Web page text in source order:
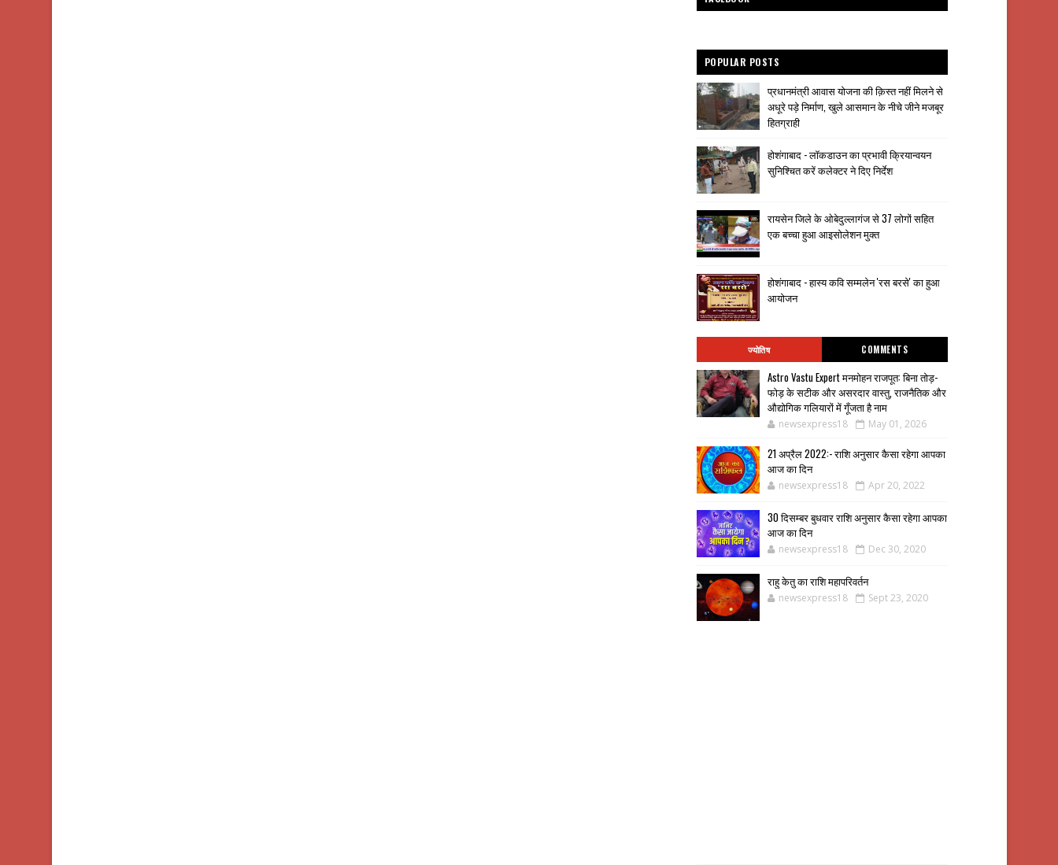
POPULAR POSTS
प्रधानमंत्री आवास योजना की क़िस्त नहीं मिलने से
अधूरे पड़े निर्माण, खुले आसमान के नीचे जीने मजबूर
हितग्राही
होशंगाबाद - लॉकडाउन का प्रभावी क्रियान्वयन
सुनिश्चित करें कलेक्टर ने दिए निर्देश
रायसेन जिले के ओबेदुल्लागंज से 37 लोगों सहित
एक बच्चा हुआ आइसोलेशन मुक्त
होशंगाबाद - हास्य कवि सम्मलेन 'रस बरसे' का हुआ
आयोजन
ज्योतिष COMMENTS
Astro Vastu Expert मनमोहन राजपूत: बिना तोड़-
फोड़ के सटीक और असरदार वास्तु, राजनैतिक और
औद्योगिक गलियारों में गूँजता है नाम
newsexpress18 May 01, 2026
21 अप्रैल 2022:- राशि अनुसार कैसा रहेगा आपका
आज का दिन
newsexpress18 Apr 20, 2022
30 दिसम्बर बुधवार राशि अनुसार कैसा रहेगा आपका
आज का दिन
newsexpress18 Dec 30, 2020
राहु केतु का राशि महापरिवर्तन
newsexpress18 Sept 23, 2020